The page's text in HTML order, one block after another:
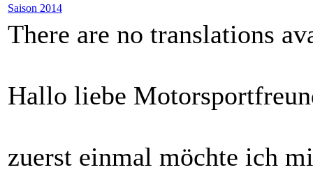
Saison 2014
There are no translations
Hallo liebe
zuerst einmal möchte ich